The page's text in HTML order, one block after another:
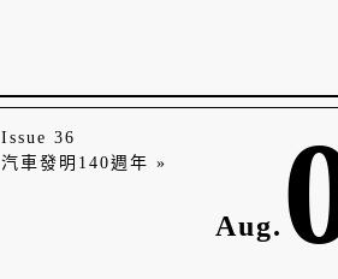
Issue 36
汽車發明140週年 »
Aug.